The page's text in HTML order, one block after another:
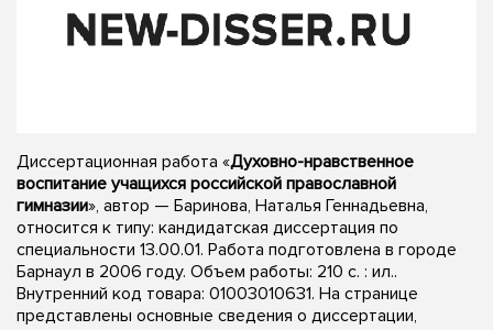
Диссертационная работа «Духовно-нравственное
воспитание учащихся российской православной
гимназии», автор — Баринова, Наталья Геннадьевна,
относится к типу: кандидатская диссертация по
специальности 13.00.01. Работа подготовлена в городе
Барнаул в 2006 году. Объем работы: 210 с. : ил..
Внутренний код товара: 01003010631. На странице
представлены основные сведения о диссертации,